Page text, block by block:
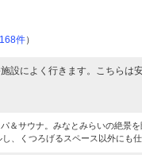
件）
設によく行きます。こちらは
＆サウナ。みなとみらいの絶景
、くつろげるスペース以外にも仕